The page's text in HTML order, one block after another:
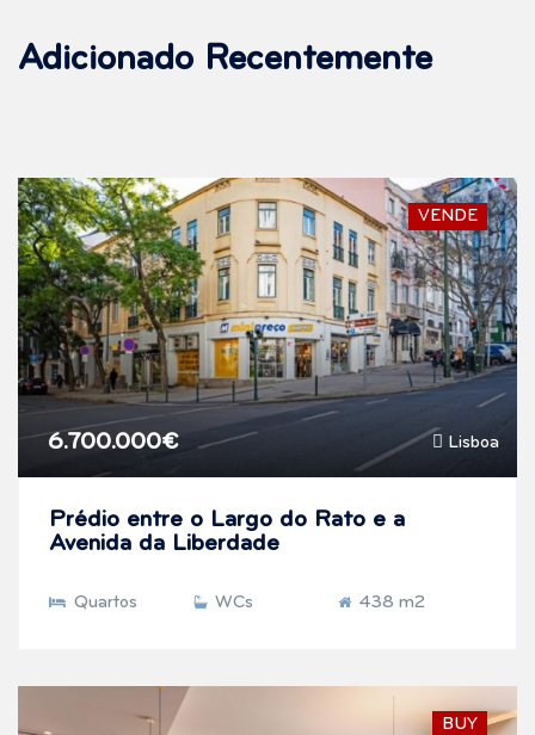
Adicionado Recentemente
VENDE
Lisboa
6.700.000€
Prédio entre o Largo do Rato e a
Avenida da Liberdade
Quartos WCs 438 m2
BUY